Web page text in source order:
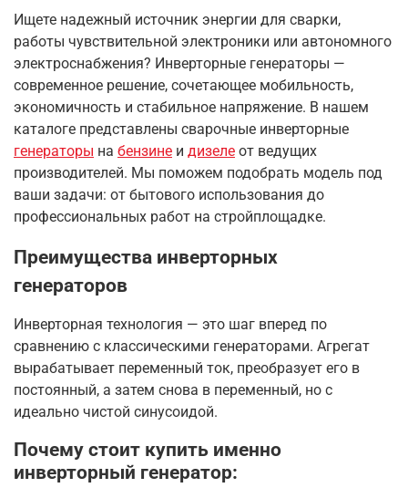
Ищете надежный источник энергии для сварки,
работы чувствительной электроники или автономного
электроснабжения? Инверторные генераторы —
современное решение, сочетающее мобильность,
экономичность и стабильное напряжение. В нашем
каталоге представлены сварочные инверторные
генераторы на бензине и дизеле от ведущих
производителей. Мы поможем подобрать модель под
ваши задачи: от бытового использования до
профессиональных работ на стройплощадке.
Преимущества инверторных
генераторов
Инверторная технология — это шаг вперед по
сравнению с классическими генераторами. Агрегат
вырабатывает переменный ток, преобразует его в
постоянный, а затем снова в переменный, но с
идеально чистой синусоидой.
Почему стоит купить именно
инверторный генератор: